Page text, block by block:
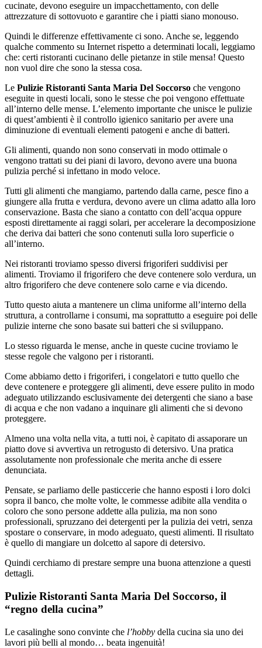
cucinate, devono eseguire un impacchettamento, con delle
attrezzature di sottovuoto e garantire che i piatti siano monouso.
Quindi le differenze effettivamente ci sono. Anche se, leggendo
qualche commento su Internet rispetto a determinati locali, leggiamo
che: certi ristoranti cucinano delle pietanze in stile mensa! Questo
non vuol dire che sono la stessa cosa.
Le Pulizie Ristoranti Santa Maria Del Soccorso che vengono
eseguite in questi locali, sono le stesse che poi vengono effettuate
all’interno delle mense. L’elemento importante che unisce le pulizie
di quest’ambienti è il controllo igienico sanitario per avere una
diminuzione di eventuali elementi patogeni e anche di batteri.
Gli alimenti, quando non sono conservati in modo ottimale o
vengono trattati su dei piani di lavoro, devono avere una buona
pulizia perché si infettano in modo veloce.
Tutti gli alimenti che mangiamo, partendo dalla carne, pesce fino a
giungere alla frutta e verdura, devono avere un clima adatto alla loro
conservazione. Basta che siano a contatto con dell’acqua oppure
esposti direttamente ai raggi solari, per accelerare la decomposizione
che deriva dai batteri che sono contenuti sulla loro superficie o
all’interno.
Nei ristoranti troviamo spesso diversi frigoriferi suddivisi per
alimenti. Troviamo il frigorifero che deve contenere solo verdura, un
altro frigorifero che deve contenere solo carne e via dicendo.
Tutto questo aiuta a mantenere un clima uniforme all’interno della
struttura, a controllarne i consumi, ma soprattutto a eseguire poi delle
pulizie interne che sono basate sui batteri che si sviluppano.
Lo stesso riguarda le mense, anche in queste cucine troviamo le
stesse regole che valgono per i ristoranti.
Come abbiamo detto i frigoriferi, i congelatori e tutto quello che
deve contenere e proteggere gli alimenti, deve essere pulito in modo
adeguato utilizzando esclusivamente dei detergenti che siano a base
di acqua e che non vadano a inquinare gli alimenti che si devono
proteggere.
Almeno una volta nella vita, a tutti noi, è capitato di assaporare un
piatto dove si avvertiva un retrogusto di detersivo. Una pratica
assolutamente non professionale che merita anche di essere
denunciata.
Pensate, se parliamo delle pasticcerie che hanno esposti i loro dolci
sopra il banco, che molte volte, le commesse adibite alla vendita o
coloro che sono persone addette alla pulizia, ma non sono
professionali, spruzzano dei detergenti per la pulizia dei vetri, senza
spostare o conservare, in modo adeguato, questi alimenti. Il risultato
è quello di mangiare un dolcetto al sapore di detersivo.
Quindi cerchiamo di prestare sempre una buona attenzione a questi
dettagli.
Pulizie Ristoranti Santa Maria Del Soccorso, il
“regno della cucina”
Le casalinghe sono convinte che l’hobby della cucina sia uno dei
lavori più belli al mondo… beata ingenuità!